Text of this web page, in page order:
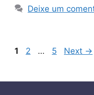
Deixe um
1 2 … 5 Next →